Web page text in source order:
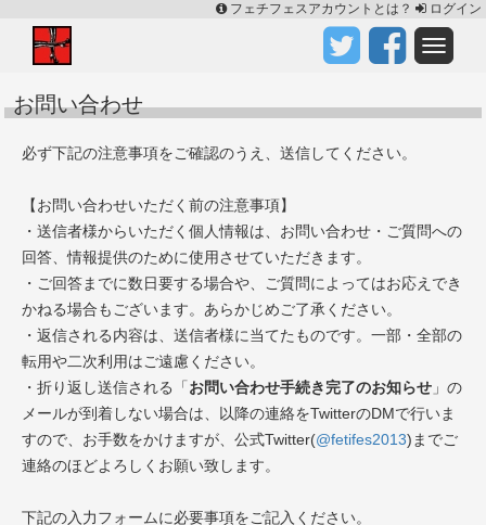
フェチフェスアカウントとは？ ログイン
お問い合わせ
必ず下記の注意事項をご確認のうえ、送信してください。
【お問い合わせいただく前の注意事項】
・送信者様からいただく個人情報は、お問い合わせ・ご質問への
回答、情報提供のために使用させていただきます。
・ご回答までに数日要する場合や、ご質問によってはお応えでき
かねる場合もございます。あらかじめご了承ください。
・返信される内容は、送信者様に当てたものです。一部・全部の
転用や二次利用はご遠慮ください。
・折り返し送信される「お問い合わせ手続き完了のお知らせ 」の
メールが到着しない場合は、以降の連絡をTwitterのDMで行いま
すので、お手数をかけますが、公式Twitter(@fetifes2013)までご
連絡のほどよろしくお願い致します。
下記の入力フォームに必要事項をご記入ください。